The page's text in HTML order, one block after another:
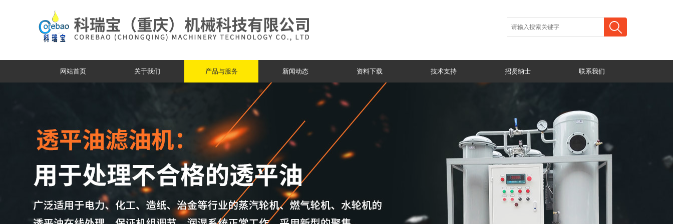
网站首页 关于我们 产品与服务 新闻动态 资料下载 技术支持 招贤纳士 联系我们